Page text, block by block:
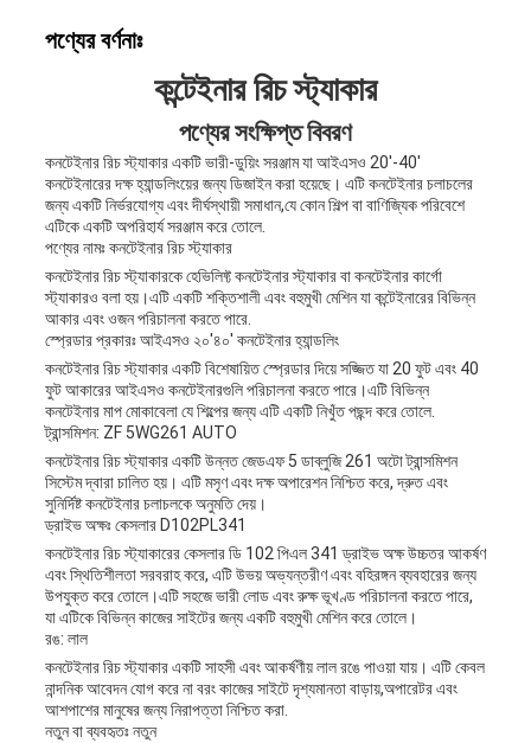
পণ্যের বর্ণনাঃ
কন্টেইনার রিচ স্ট্যাকার
পণ্যের সংক্ষিপ্ত বিবরণ
কনটেইনার রিচ স্ট্যাকার একটি ভারী-ডুয়িং সরঞ্জাম যা আইএসও 20'-40'
কনটেইনারের দক্ষ হ্যান্ডলিংয়ের জন্য ডিজাইন করা হয়েছে। এটি কনটেইনার চলাচলের
জন্য একটি নির্ভরযোগ্য এবং দীর্ঘস্থায়ী সমাধান,যে কোন শিল্প বা বাণিজ্যিক পরিবেশে
এটিকে একটি অপরিহার্য সরঞ্জাম করে তোলে.
পণ্যের নামঃ কনটেইনার রিচ স্ট্যাকার
কনটেইনার রিচ স্ট্যাকারকে হেভিলিফ্ট কনটেইনার স্ট্যাকার বা কনটেইনার কার্গো
স্ট্যাকারও বলা হয়।এটি একটি শক্তিশালী এবং বহুমুখী মেশিন যা কন্টেইনারের বিভিন্ন
আকার এবং ওজন পরিচালনা করতে পারে.
স্প্রেডার প্রকারঃ আইএসও ২০'৪০' কনটেইনার হ্যান্ডলিং
কনটেইনার রিচ স্ট্যাকার একটি বিশেষায়িত স্প্রেডার দিয়ে সজ্জিত যা 20 ফুট এবং 40
ফুট আকারের আইএসও কনটেইনারগুলি পরিচালনা করতে পারে।এটি বিভিন্ন
কনটেইনার মাপ মোকাবেলা যে শিল্পের জন্য এটি একটি নিখুঁত পছন্দ করে তোলে.
ট্রান্সমিশন: ZF 5WG261 AUTO
কনটেইনার রিচ স্ট্যাকার একটি উন্নত জেডএফ 5 ডাব্লুজি 261 অটো ট্রান্সমিশন
সিস্টেম দ্বারা চালিত হয়। এটি মসৃণ এবং দক্ষ অপারেশন নিশ্চিত করে, দ্রুত এবং
সুনির্দিষ্ট কনটেইনার চলাচলকে অনুমতি দেয়।
ড্রাইভ অক্ষঃ কেসলার D102PL341
কনটেইনার রিচ স্ট্যাকারের কেসলার ডি 102 পিএল 341 ড্রাইভ অক্ষ উচ্চতর আকর্ষণ
এবং স্থিতিশীলতা সরবরাহ করে, এটি উভয় অভ্যন্তরীণ এবং বহিরঙ্গন ব্যবহারের জন্য
উপযুক্ত করে তোলে।এটি সহজে ভারী লোড এবং রুক্ষ ভূখণ্ড পরিচালনা করতে পারে,
যা এটিকে বিভিন্ন কাজের সাইটের জন্য একটি বহুমুখী মেশিন করে তোলে।
রঙ: লাল
কনটেইনার রিচ স্ট্যাকার একটি সাহসী এবং আকর্ষণীয় লাল রঙে পাওয়া যায়। এটি কেবল
নান্দনিক আবেদন যোগ করে না বরং কাজের সাইটে দৃশ্যমানতা বাড়ায়,অপারেটর এবং
আশপাশের মানুষের জন্য নিরাপত্তা নিশ্চিত করা.
নতুন বা ব্যবহৃতঃ নতুন